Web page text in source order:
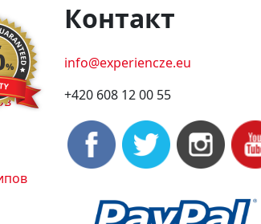
Контакт
info@experiencze.eu
+420 608 12 00 55